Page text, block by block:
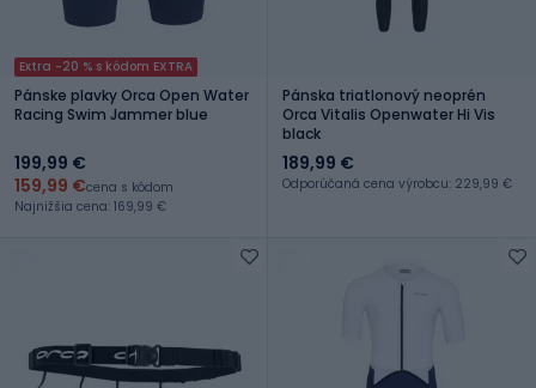
Extra -20 % s kódom EXTRA
Pánske plavky Orca Open Water
Racing Swim Jammer blue
199,99 €
159,99 €cena s kódom
Najnižšia cena: 169,99 €
Pánska triatlonový neoprén
Orca Vitalis Openwater Hi Vis
black
189,99 €
Odporúčaná cena výrobcu: 229,99 €